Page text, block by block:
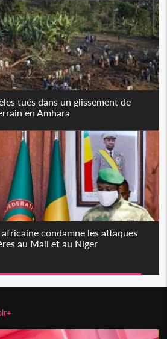
tués dans un glissement de
en Amhara
condamne les attaques
au Mali et au Niger